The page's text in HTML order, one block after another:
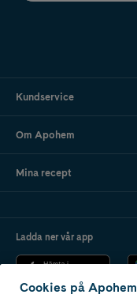
Kundservice
Om Apohem
Mina recept
Ladda ner vår app
Cookies på Apohem